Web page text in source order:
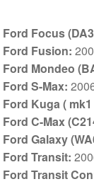
Ford Focus
Ford Fusion:
Ford Mondeo
Ford S-Max:
Ford Kuga ( mk1
Ford C-Max
Ford Galaxy
Ford Transit:
Ford Transit